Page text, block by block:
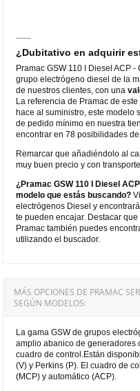
¿Dubitativo en adquirir
Pramac GSW 110 I Diesel ACP
grupo electrógeno diesel de la
de nuestros clientes, con una
La referencia de Pramac de
hace al suministro, este modelo
de pedido mínimo en nuestra
encontrar en 78 posibilidades de
Remarcar que añadiéndolo al
muy buen precio y con
¿Pramac GSW 110 I Diesel
modelo que estás buscando?
electrógenos Diesel y
te pueden encajar. Destacar
Pramac también puedes
utilizando el buscador.
MÁS OPCIONES DE PRAMAC
SEGÚN MODELOS:
La gama GSW de grupos
amplio abanico de generadores
cuadro de control.Están
(V) y Perkins (P). El cuadro de
(MCP) y automático (ACP).